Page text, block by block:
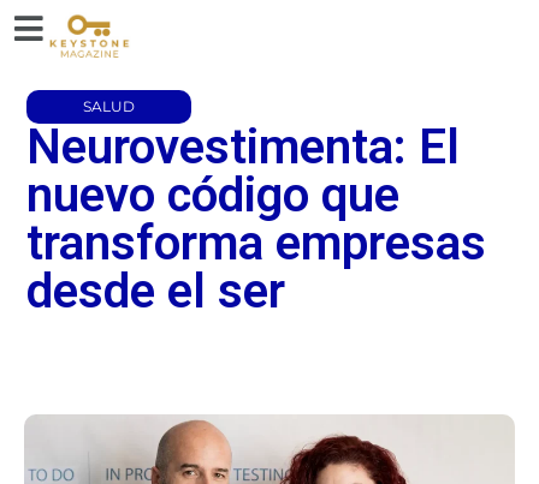
SALUD
Neurovestimenta: El
nuevo código que
transforma empresas
desde el ser